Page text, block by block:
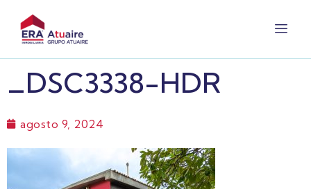
_DSC3338-HDR
agosto 9, 2024